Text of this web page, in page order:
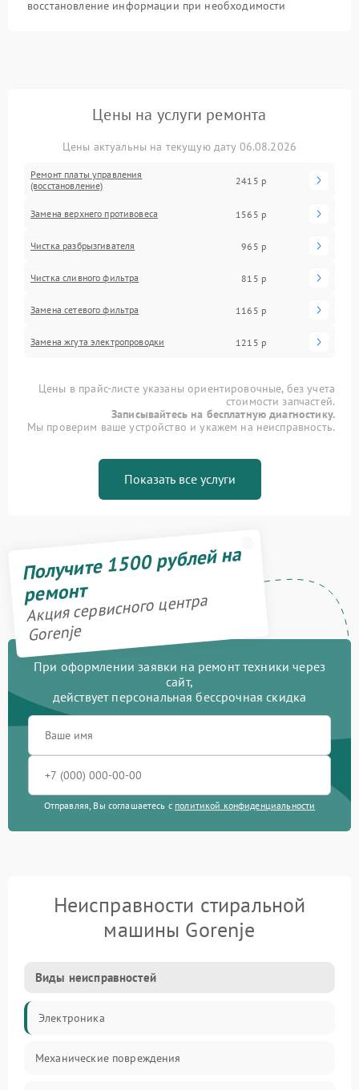
восстановление информации при необходимости
Цены на услуги ремонта
Цены актуальны на текущую дату 06.08.2026
Ремонт платы управления
(восстановление)
2415 р
Замена верхнего противовеса 1565 р
Чистка разбрызгивателя 965 р
Чистка сливного фильтра 815 р
Замена сетевого фильтра 1165 р
Замена жгута электропроводки 1215 р
Цены в прайс-листе указаны ориентировочные, без учета
стоимости запчастей.
Записывайтесь на бесплатную диагностику.
Мы проверим ваше устройство и укажем на неисправность.
Показать все услуги
Получите 1500 рублей на
ремонт
Акция сервисного центра
Gorenje
При оформлении заявки на ремонт техники через
сайт,
действует персональная бессрочная скидка
Отправляя, Вы соглашаетесь с политикой конфиденциальности
Неисправности стиральной
машины Gorenje
Виды неисправностей
Электроника
Механические повреждения